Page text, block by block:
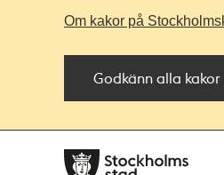
Om kakor på
Godkänn alla kakor
navigationen
huvudinnehållet